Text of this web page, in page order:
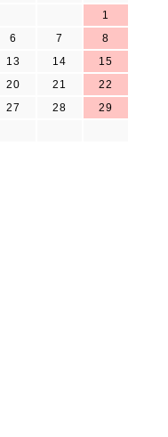
1
6 7
8
13 14
15
20 21
22
27 28
29